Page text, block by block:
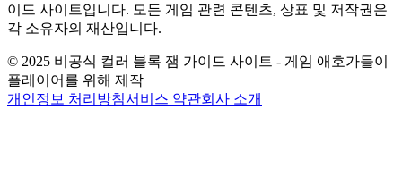
이드 사이트입니다. 모든 게임 관련 콘텐츠, 상표 및 저작권은
각 소유자의 재산입니다.
© 2025 비공식 컬러 블록 잼 가이드 사이트 - 게임 애호가들이
플레이어를 위해 제작
개인정보 처리방침서비스 약관회사 소개